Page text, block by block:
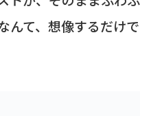
んて、想像するだけで